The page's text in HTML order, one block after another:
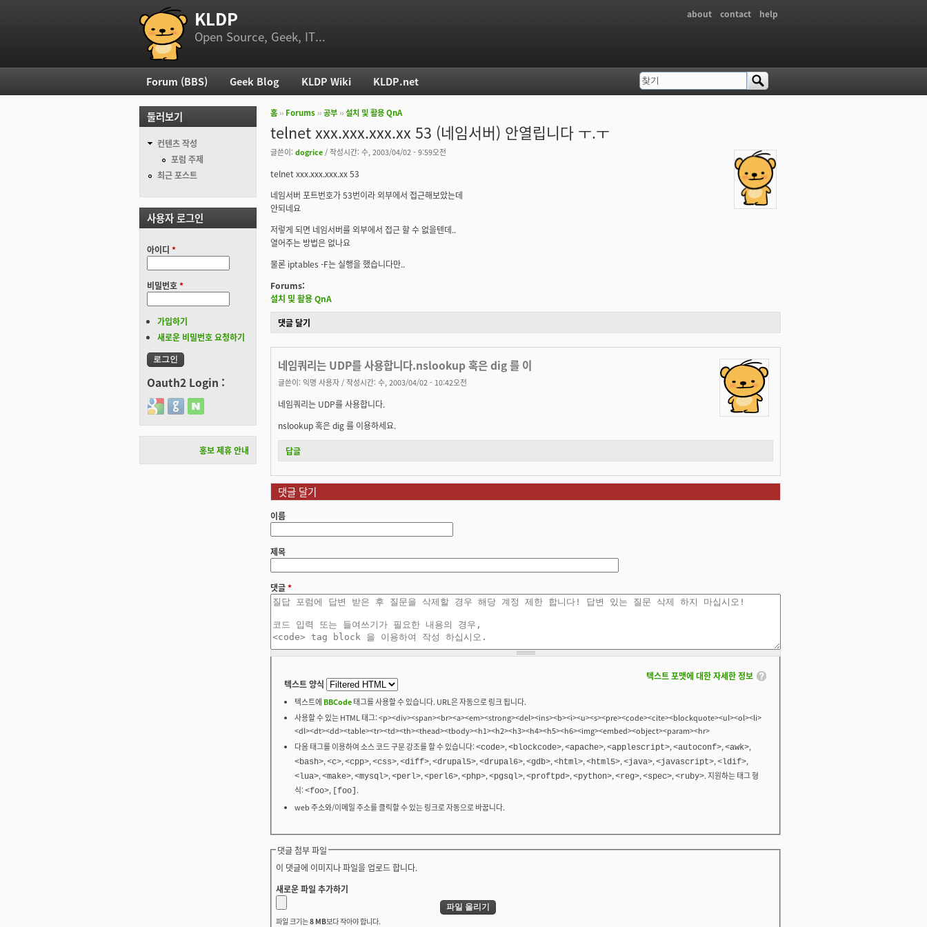
부 메뉴
about contact help
KLDP
Open Source, Geek, IT...
현재 위치
홈 ›› Forums ››공부 ››설치 및 활용 QnA
telnet xxx.xxx.xxx.xx 53 (네임서버) 안열립니다 ㅜ.ㅜ
글쓴이: dogrice / 작성시간: 수, 2003/04/02 - 9:59오전
telnet xxx.xxx.xxx.xx 53
네임서버 포트번호가 53번이라 외부에서 접근해보았는데
안되네요
저렇게 되면 네임서버를 외부에서 접근 할 수 없을텐데..
열어주는 방법은 없나요
물론 iptables -F는 실행을 했습니다만..
Forums:
설치 및 활용 QnA
댓글 달기
네임쿼리는 UDP를 사용합니다.nslookup 혹은 dig 를 이
글쓴이: 익명 사용자 / 작성시간: 수, 2003/04/02 - 10:42오전
네임쿼리는 UDP를 사용합니다.
nslookup 혹은 dig 를 이용하세요.
답글
댓글 달기
이름
제목
댓글*
텍스트 포맷에 대한 자세한 정보
텍스트 양식
텍스트에 BBCode태그를 사용할 수 있습니다. URL은 자동으로 링크 됩니다.
사용할 수 있는 HTML 태그: <p><div><span><br><a><em><strong><del><ins><b><i><u><s><pre><code><cite><blockquote><ul><ol><li>
<dl><dt><dd><table><tr><td><th><thead><tbody><h1><h2><h3><h4><h5><h6><img><embed><object><param><hr>
다음 태그를 이용하여 소스 코드 구문 강조를 할 수 있습니다: <code>, <blockcode>, <apache>, <applescript>, <autoconf>, <awk>,
<bash>, <c>, <cpp>, <css>, <diff>, <drupal5>, <drupal6>, <gdb>, <html>, <html5>, <java>, <javascript>, <ldif>,
<lua>, <make>, <mysql>, <perl>, <perl6>, <php>, <pgsql>, <proftpd>, <python>, <reg>, <spec>, <ruby>. 지원하는 태그 형
식: <foo>, [foo] .
web 주소와/이메일 주소를 클릭할 수 있는 링크로 자동으로 바꿉니다.
댓글 첨부 파일
이 댓글에 이미지나 파일을 업로드 합니다.
새로운 파일 추가하기
파일 크기는8 MB보다 작아야 합니다.
주 메뉴
Forum (BBS) Geek Blog KLDP Wiki KLDP.net 검색 폼
찾기
둘러보기
컨텐츠 작성
포럼 주제
최근 포스트
사용자 로그인
아이디 *
비밀번호*
가입하기
새로운 비밀번호 요청하기
Oauth2 Login :
Login with Google
Login with GitHub
Login with Naver
홍보 제휴 안내